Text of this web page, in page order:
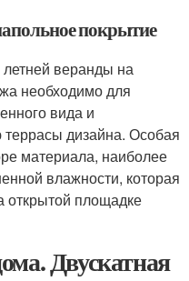
покрытие
веранды на
необходимо для
вида и
дизайна. Особая
материала, наиболее
влажности, которая
открытой площадке
Двускатная